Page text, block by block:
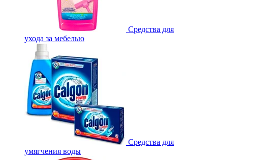
Средства для
ухода за мебелью
Средства для
умягчения воды